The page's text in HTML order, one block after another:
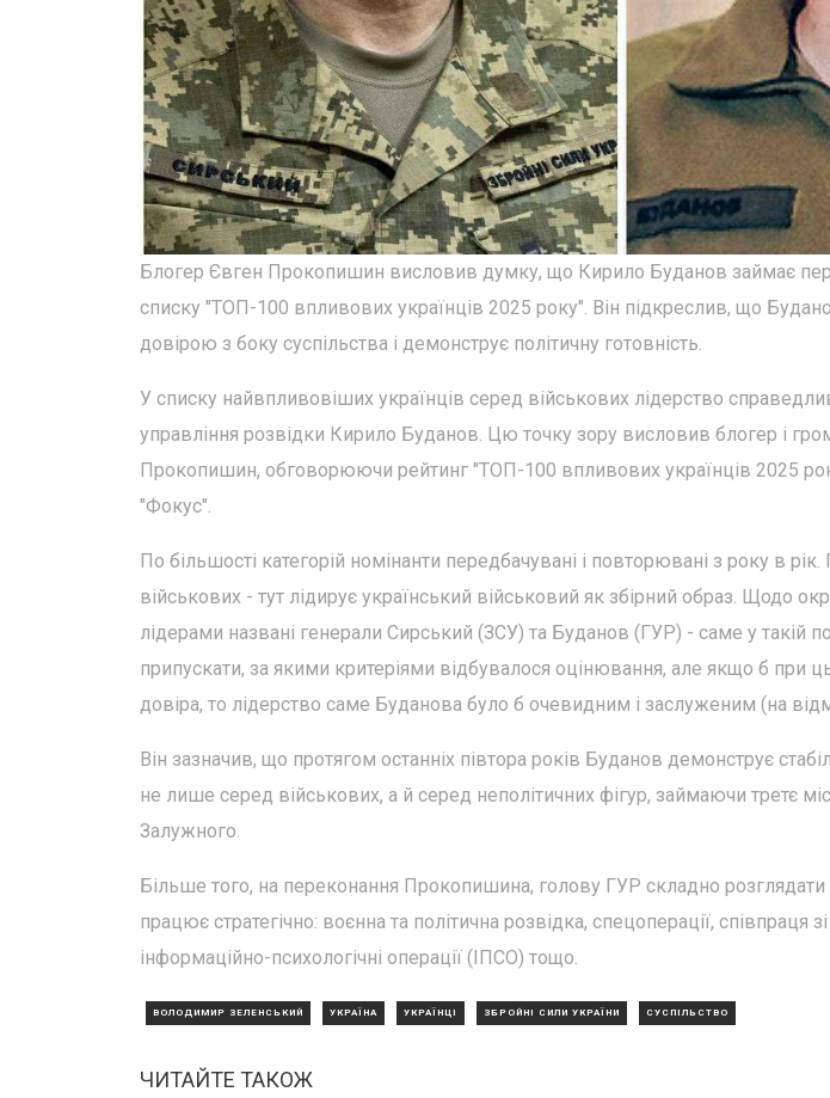
Блогер Євген Прокопишин висловив думку, що Кирило Буданов займає
списку "ТОП-100 впливових українців 2025 року". Він підкреслив, що
довірою з боку суспільства і демонструє політичну готовність.
У списку найвпливовіших українців серед військових лідерство
управління розвідки Кирило Буданов. Цю точку зору висловив блогер і
Прокопишин, обговорюючи рейтинг "ТОП-100 впливових українців 2025
"Фокус".
По більшості категорій номінанти передбачувані і повторювані з року в
військових - тут лідирує український військовий як збірний образ. Щодо
лідерами названі генерали Сирський (ЗСУ) та Буданов (ГУР) - саме у такій
припускати, за якими критеріями відбувалося оцінювання, але якщо б при
довіра, то лідерство саме Буданова було б очевидним і заслуженим (на
Він зазначив, що протягом останніх півтора років Буданов демонструє
не лише серед військових, а й серед неполітичних фігур, займаючи третє
Залужного.
Більше того, на переконання Прокопишина, голову ГУР складно розглядати
працює стратегічно: воєнна та політична розвідка, спецоперації, співпраця
інформаційно-психологічні операції (ІПСО) тощо.
ВОЛОДИМИР ЗЕЛЕНСЬКИЙ УКРАЇНА УКРАЇНЦІ ЗБРОЙНІ СИЛИ УКРАЇНИ СУСПІЛЬСТВО
ЧИТАЙТЕ ТАКОЖ